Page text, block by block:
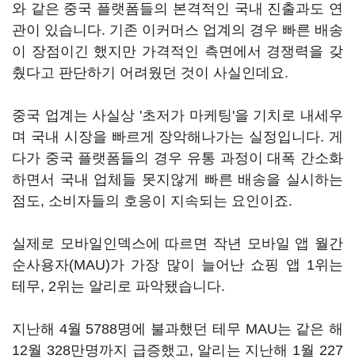
와 같은 중국 플랫폼들의 본격적인 국내 진출과도 연
관이 있습니다. 기존 이커머스 업계의 경우 빠른 배송
이 장점이긴 했지만 가격적인 측면에서 경쟁력을 갖
췄다고 판단하기 어려웠던 것이 사실인데요.
중국 업계는 사실상 '초저가 마케팅'을 기치로 내세우
며 국내 시장을 빠르게 장악해나가는 실정입니다. 게
다가 중국 플랫폼들의 경우 유통 과정이 대폭 간소화
하면서 국내 업체들 못지않게 빠른 배송을 실시하는
점도, 소비자들의 호응이 지속되는 요인이죠.
실제로 모바일인덱스에 따르면 작년 모바일 앱 월간
순사용자(MAU)가 가장 많이 늘어난 쇼핑 앱 1위는
테무, 2위는 알리로 파악됐습니다.
지난해 4월 5788명에 불과했던 테무 MAU는 같은 해
12월 328만명까지 급증했고, 알리는 지난해 1월 227